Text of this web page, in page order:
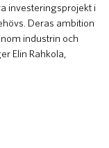
investeringsprojekt i
Deras ambition
industrin och
Elin Rahkola,